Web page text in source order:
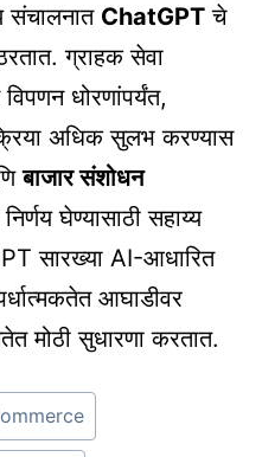
संचालनात ChatGPT चे
ग्राहक सेवा
धोरणांपर्यंत,
अधिक सुलभ करण्यास
बाजार संशोधन
घेण्यासाठी सहाय्य
सारख्या AI-आधारित
आघाडीवर
मोठी सुधारणा करतात.